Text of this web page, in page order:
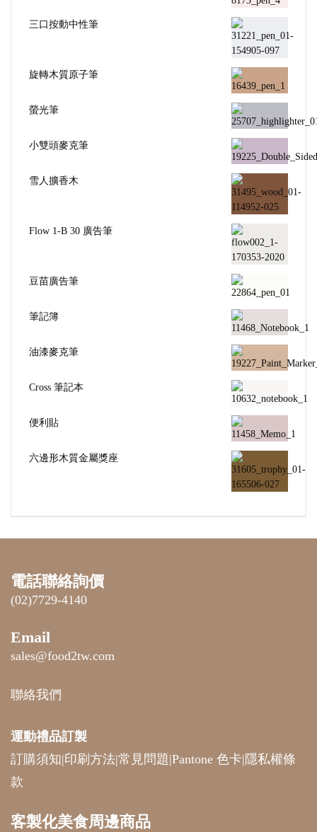
三口按動中性筆
旋轉木質原子筆
螢光筆
小雙頭麥克筆
雪人擴香木
Flow 1-B 30 廣告筆
豆苗廣告筆
筆記簿
油漆麥克筆
Cross 筆記本
便利貼
六邊形木質金屬獎座
電話聯絡詢價
(02)7729-4140
Email
sales@food2tw.com
聯絡我們
運動禮品訂製
訂購須知|印刷方法|常見問題|Pantone 色卡| 隱私權條
款
客製化美食周邊商品